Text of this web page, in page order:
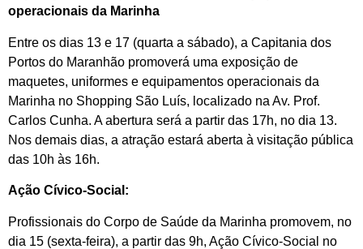
operacionais da Marinha
Entre os dias 13 e 17 (quarta a sábado), a Capitania dos
Portos do Maranhão promoverá uma exposição de
maquetes, uniformes e equipamentos operacionais da
Marinha no Shopping São Luís, localizado na Av. Prof.
Carlos Cunha. A abertura será a partir das 17h, no dia 13.
Nos demais dias, a atração estará aberta à visitação pública
das 10h às 16h.
Ação Cívico-Social:
Profissionais do Corpo de Saúde da Marinha promovem, no
dia 15 (sexta-feira), a partir das 9h, Ação Cívico-Social no